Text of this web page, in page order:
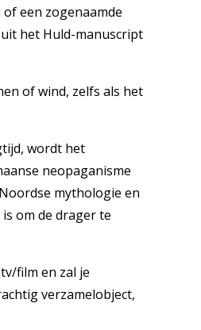
een zogenaamde
het Huld-manuscript
of wind, zelfs als het
wordt het
neopaganisme
mythologie en
om de drager te
film en zal je
verzamelobject,